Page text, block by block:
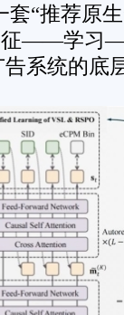
“推荐原
征——学习
系统的底